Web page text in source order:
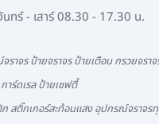
นทร์ - เสาร์ 08.30 - 17.30 น.
ราจร ป้ายจราจร ป้ายเตือน กรวยจรา
าร์ดเรล ป้ายเซฟตี้
ก สติ๊กเกอร์สะท้อนแสง อุปกรณ์จราจร